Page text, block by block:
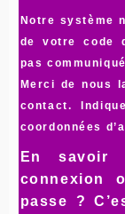
Notre système
de votre code
pas
Merci de nous
contact.
coordonnées
En savoir
connexion
passe ?